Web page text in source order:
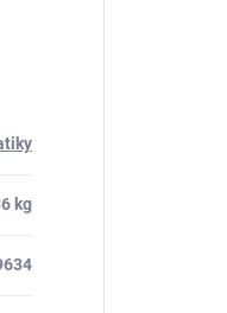
kg